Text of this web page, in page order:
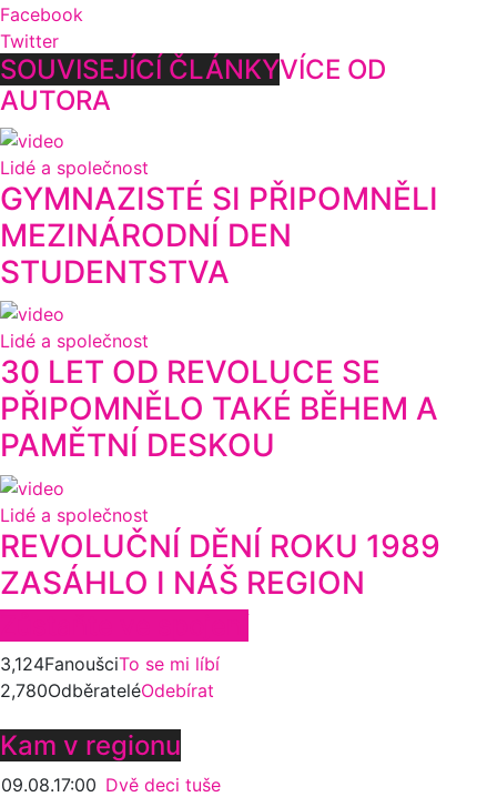
Facebook
Twitter
SOUVISEJÍCÍ ČLÁNKYVÍCE OD
AUTORA
Lidé a společnost
GYMNAZISTÉ SI PŘIPOMNĚLI
MEZINÁRODNÍ DEN
STUDENTSTVA
Lidé a společnost
30 LET OD REVOLUCE SE
PŘIPOMNĚLO TAKÉ BĚHEM A
PAMĚTNÍ DESKOU
Lidé a společnost
REVOLUČNÍ DĚNÍ ROKU 1989
ZASÁHLO I NÁŠ REGION
3,124FanoušciTo se mi líbí
2,780OdběrateléOdebírat
Kam v regionu
09.08.17:00 Dvě deci tuše